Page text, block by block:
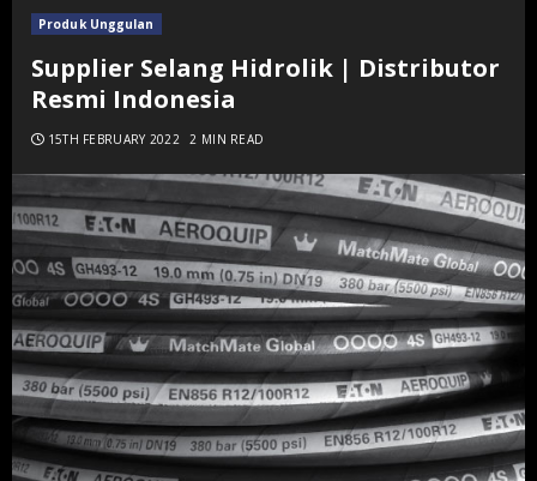
Produk Unggulan
Supplier Selang Hidrolik | Distributor
Resmi Indonesia
15TH FEBRUARY 2022 2 MIN READ